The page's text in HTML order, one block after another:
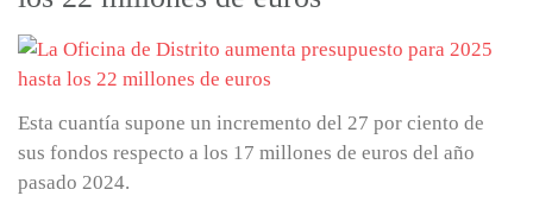
Esta cuantía supone un incremento del 27 por ciento de
sus fondos respecto a los 17 millones de euros del año
pasado 2024.